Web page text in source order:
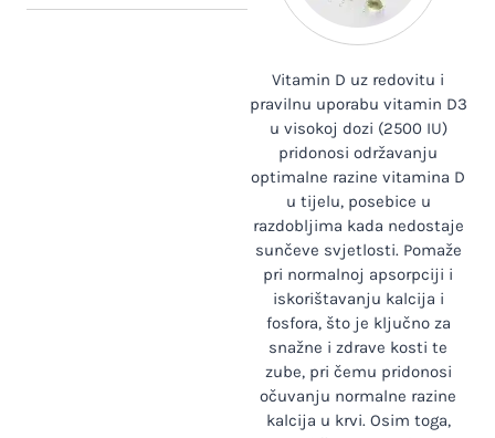
Vitamin D uz redovitu i
pravilnu uporabu vitamin D3
u visokoj dozi (2500 IU)
pridonosi održavanju
optimalne razine vitamina D
u tijelu, posebice u
razdobljima kada nedostaje
sunčeve svjetlosti. Pomaže
pri normalnoj apsorpciji i
iskorištavanju kalcija i
fosfora, što je ključno za
snažne i zdrave kosti te
zube, pri čemu pridonosi
očuvanju normalne razine
kalcija u krvi. Osim toga,